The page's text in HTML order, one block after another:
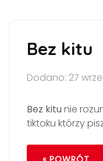
Bez kitu
Dodano: 27
Bez kitu nie
tiktoku którzy